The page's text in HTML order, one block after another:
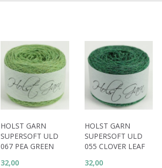
HOLST GARN
SUPERSOFT ULD
067 PEA GREEN
32,00
HOLST GARN
SUPERSOFT ULD
055 CLOVER LEAF
32,00